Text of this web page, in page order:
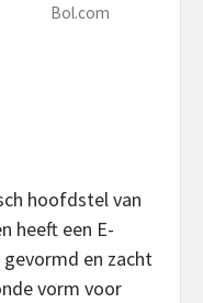
Bol.com
hoofdstel van
heeft een E-
en zacht
vorm voor